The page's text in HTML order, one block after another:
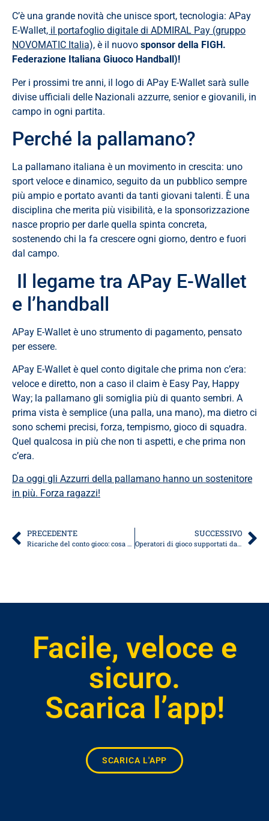
C’è una grande novità che unisce sport, tecnologia: APay
E-Wallet, il portafoglio digitale di ADMIRAL Pay (gruppo
NOVOMATIC Italia), è il nuovo sponsor della FIGH.
Federazione Italiana Giuoco Handball)!
Per i prossimi tre anni, il logo di APay E-Wallet sarà sulle
divise ufficiali delle Nazionali azzurre, senior e giovanili, in
campo in ogni partita.
Perché la pallamano?
La pallamano italiana è un movimento in crescita: uno
sport veloce e dinamico, seguito da un pubblico sempre
più ampio e portato avanti da tanti giovani talenti. È una
disciplina che merita più visibilità, e la sponsorizzazione
nasce proprio per darle quella spinta concreta,
sostenendo chi la fa crescere ogni giorno, dentro e fuori
dal campo.
Il legame tra APay E-Wallet
e l’handball
APay E-Wallet è uno strumento di pagamento, pensato
per essere.
APay E-Wallet è quel conto digitale che prima non c’era:
veloce e diretto, non a caso il claim è Easy Pay, Happy
Way; la pallamano gli somiglia più di quanto sembri. A
prima vista è semplice (una palla, una mano), ma dietro ci
sono schemi precisi, forza, tempismo, gioco di squadra.
Quel qualcosa in più che non ti aspetti, e che prima non
c’era.
Da oggi gli Azzurri della pallamano hanno un sostenitore
in più. Forza ragazzi!
PRECEDENTE
Ricariche del conto gioco: cosa cambia dal 13 maggio e come gestirle senza complicazioni
SUCCESSIVO
Operatori di gioco supportati da APay E-Wallet: guida completa
Facile, veloce e
sicuro.
Scarica l’app!
SCARICA L'APP